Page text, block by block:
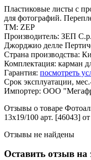
Пластиковые листы с
для фотографий.
ТМ: ZEP
Производитель: ЗЕП
Джорджио делле
Страна производства:
Комплектация: карман
Гарантия: посмотреть
Срок эксплуатации,
Импортер: ООО
Отзывы о товаре
13x19/100 арт. [46043]
Отзывы не найдены
Оставить отзыв на